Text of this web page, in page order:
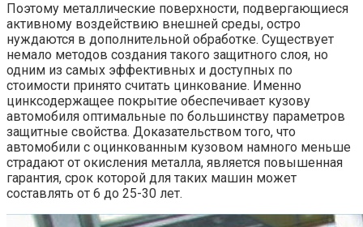
Поэтому металлические поверхности, подвергающиеся
активному воздействию внешней среды, остро
нуждаются в дополнительной обработке. Существует
немало методов создания такого защитного слоя, но
одним из самых эффективных и доступных по
стоимости принято считать цинкование. Именно
цинксодержащее покрытие обеспечивает кузову
автомобиля оптимальные по большинству параметров
защитные свойства. Доказательством того, что
автомобили с оцинкованным кузовом намного меньше
страдают от окисления металла, является повышенная
гарантия, срок которой для таких машин может
составлять от 6 до 25-30 лет.